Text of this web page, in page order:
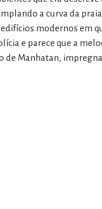
a curva da
modernos em
e parece que a
de Manhatan,